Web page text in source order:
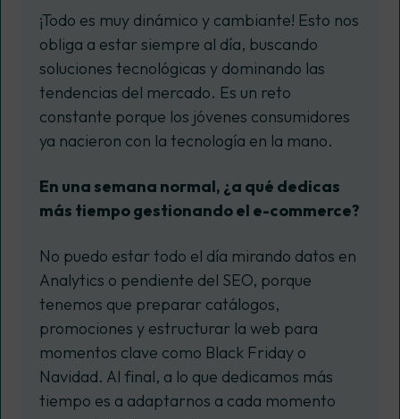
¡Todo es muy dinámico y cambiante! Esto nos
obliga a estar siempre al día, buscando
soluciones tecnológicas y dominando las
tendencias del mercado. Es un reto
constante porque los jóvenes consumidores
ya nacieron con la tecnología en la mano.
En una semana normal, ¿a qué dedicas
más tiempo gestionando el e-commerce?
No puedo estar todo el día mirando datos en
Analytics o pendiente del SEO, porque
tenemos que preparar catálogos,
promociones y estructurar la web para
momentos clave como Black Friday o
Navidad. Al final, a lo que dedicamos más
tiempo es a adaptarnos a cada momento